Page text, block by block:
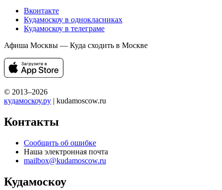
Вконтакте
Кудамоскоу в однокласниках
Кудамоскоу в телеграме
Афиша Москвы — Куда сходить в Москве
© 2013–2026
кудамоскоу.ру | kudamoscow.ru
Контакты
Сообщить об ошибке
Наша электронная почта
mailbox@kudamoscow.ru
Кудамоскоу